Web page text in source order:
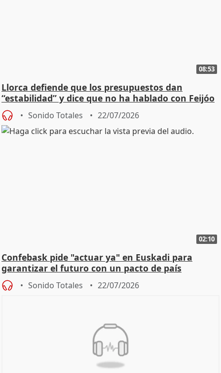
08:53
Llorca defiende que los presupuestos dan
“estabilidad” y dice que no ha hablado con Feijóo
Sonido Totales 22/07/2026
02:10
Confebask pide "actuar ya" en Euskadi para
garantizar el futuro con un pacto de país
Sonido Totales 22/07/2026